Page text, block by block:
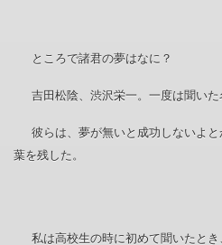
ところで諸君の夢はなに？
吉田松陰、渋沢栄一。一度は聞いた
彼らは、夢が無いと成功しないよ
葉を残した。
私は高校生の時に初めて聞いたと